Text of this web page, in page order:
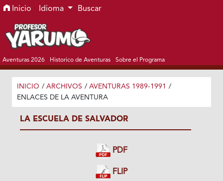
Ir al menú de navegación principal
Ir al contenido principal
Ir al pie de página del sitio
Inicio Idioma Buscar
Aventuras 2026 Historico de Aventuras Sobre el Programa
INICIO / ARCHIVOS / AVENTURAS 1989-1991
/
ENLACES DE LA AVENTURA
LA ESCUELA DE SALVADOR
PDF
FLIP